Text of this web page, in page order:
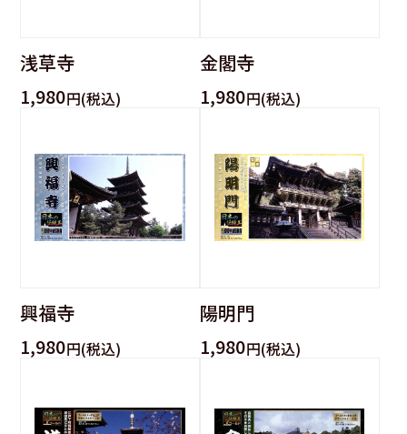
浅草寺
1,980円(税込)
金閣寺
1,980円(税込)
興福寺
1,980円(税込)
陽明門
1,980円(税込)